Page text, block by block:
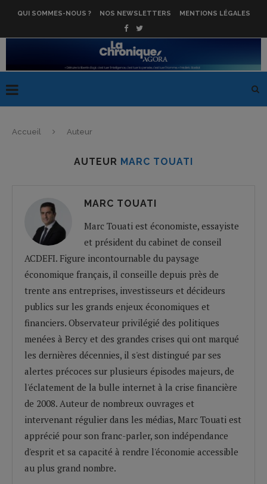
QUI SOMMES-NOUS ? NOS NEWSLETTERS MENTIONS LÉGALES
Accueil Auteur
AUTEUR MARC TOUATI
MARC TOUATI
Marc Touati est économiste, essayiste
et président du cabinet de conseil
ACDEFI. Figure incontournable du paysage
économique français, il conseille depuis près de
trente ans entreprises, investisseurs et décideurs
publics sur les grands enjeux économiques et
financiers. Observateur privilégié des politiques
menées à Bercy et des grandes crises qui ont marqué
les dernières décennies, il s'est distingué par ses
alertes précoces sur plusieurs épisodes majeurs, de
l'éclatement de la bulle internet à la crise financière
de 2008. Auteur de nombreux ouvrages et
intervenant régulier dans les médias, Marc Touati est
apprécié pour son franc-parler, son indépendance
d'esprit et sa capacité à rendre l'économie accessible
au plus grand nombre.